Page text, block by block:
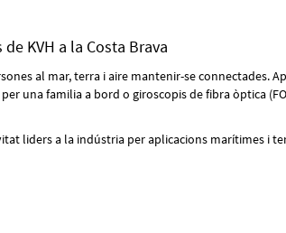
KVH a la Costa Brava
al mar, terra i aire mantenir-se connectades.
una familia a bord o giroscopis de fibra òptica
liders a la indústria per aplicacions marítimes i